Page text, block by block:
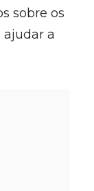
sobre os
a